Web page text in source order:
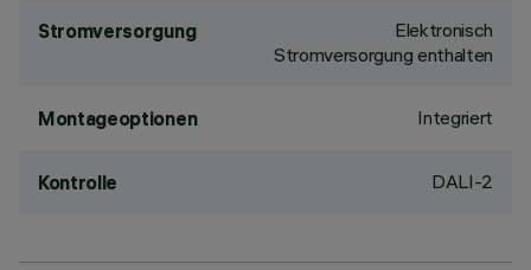
Stromversorgung
Elektronisch
Stromversorgung enthalten
Montageoptionen Integriert
Kontrolle DALI-2